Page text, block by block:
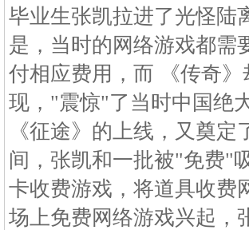
毕业生张凯拉进了光怪陆
是，当时的网络游戏都需
付相应费用，而 《传奇
现，"震惊"了当时中国绝
《征途》的上线，又奠
间，张凯和一批被"免费"
卡收费游戏，将道具收费
场上免费网络游戏兴起，